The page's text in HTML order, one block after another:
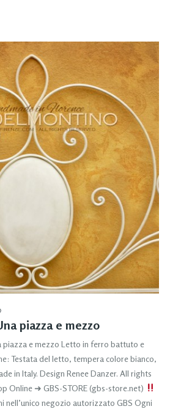
piazza e mezzo
piazza e mezzo Letto in ferro battuto e
Testata del letto, tempera colore bianco,
in Italy. Design Renee Danzer. All rights
Online ➜ GBS-STORE (gbs-store.net)
nell’unico negozio autorizzato GBS Ogni